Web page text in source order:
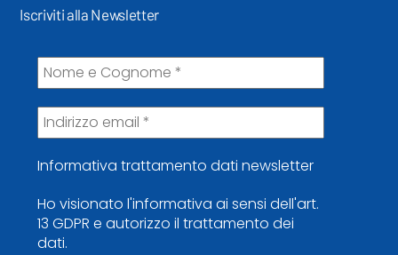
Iscriviti alla Newsletter
Informativa trattamento dati newsletter
Ho visionato l'informativa ai sensi dell'art.
13 GDPR e autorizzo il trattamento dei
dati.